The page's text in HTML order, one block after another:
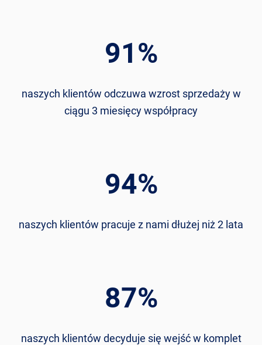
91%
naszych klientów odczuwa wzrost sprzedaży w
ciągu 3 miesięcy współpracy
94%
naszych klientów pracuje z nami dłużej niż 2 lata
87%
naszych klientów decyduje się wejść w komplet